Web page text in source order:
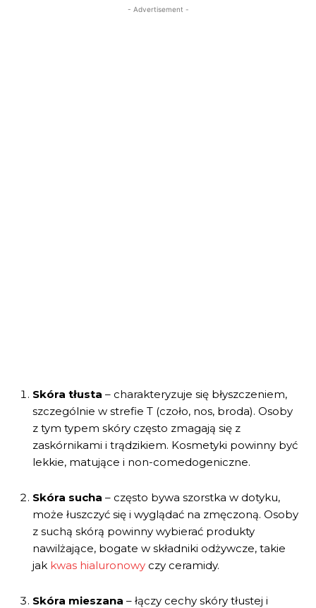
- Advertisement -
Skóra tłusta – charakteryzuje się błyszczeniem,
szczególnie w strefie T (czoło, nos, broda). Osoby
z tym typem skóry często zmagają się z
zaskórnikami i trądzikiem. Kosmetyki powinny być
lekkie, matujące i non-comedogeniczne.
Skóra sucha – często bywa szorstka w dotyku,
może łuszczyć się i wyglądać na zmęczoną. Osoby
z suchą skórą powinny wybierać produkty
nawilżające, bogate w składniki odżywcze, takie
jak kwas hialuronowy czy ceramidy.
Skóra mieszana – łączy cechy skóry tłustej i